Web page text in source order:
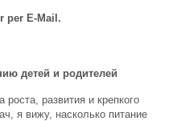
per E-Mail.
детей и родителей
развития и крепкого
я вижу, насколько питание